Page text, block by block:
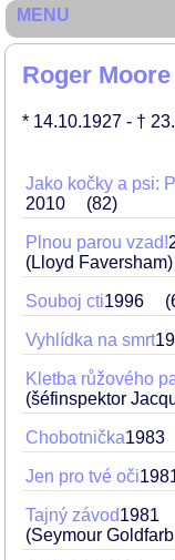
Roger Moore
* 14.10.1927 - †
Jako kočky a psi:
2010
82
Plnou parou vzad!
(Lloyd Faversham)
Souboj cti1996
Vyhlídka na smrt
Kletba růžového
(šéfinspektor
Chobotnička1983
Jen pro tvé oči
Tajný závod1981
(Seymour
MENU